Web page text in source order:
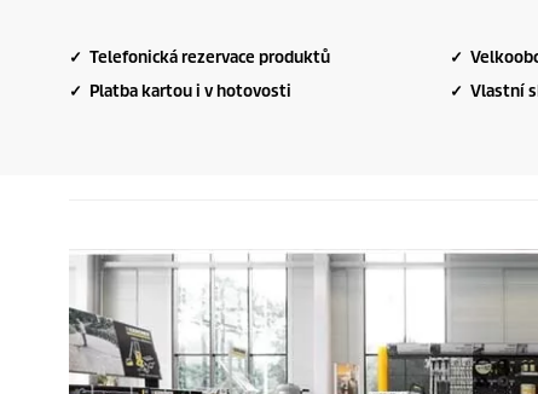
✓ Telefonická rezervace produktů
✓ Platba kartou i v hotovosti
✓
✓ Vlastní